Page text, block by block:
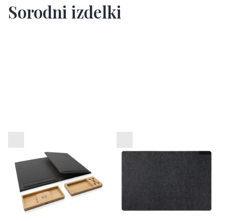
Sorodni izdelki
pisalne mize Impact
VINGA